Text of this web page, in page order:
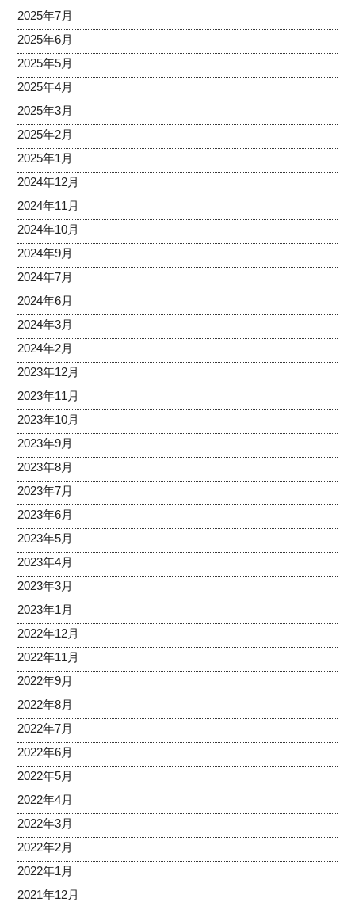
2025年7月
2025年6月
2025年5月
2025年4月
2025年3月
2025年2月
2025年1月
2024年12月
2024年11月
2024年10月
2024年9月
2024年7月
2024年6月
2024年3月
2024年2月
2023年12月
2023年11月
2023年10月
2023年9月
2023年8月
2023年7月
2023年6月
2023年5月
2023年4月
2023年3月
2023年1月
2022年12月
2022年11月
2022年9月
2022年8月
2022年7月
2022年6月
2022年5月
2022年4月
2022年3月
2022年2月
2022年1月
2021年12月